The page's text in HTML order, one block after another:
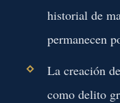
historial de
permanecen
La creación
como delito